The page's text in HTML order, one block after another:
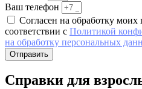
Ваш телефон
Согласен на обработку
соответствии с Политикой
на обработку персональных
Отправить
Справки для